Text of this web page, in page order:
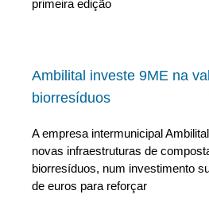
primeira edição
Ambilital investe 9ME na
biorresíduos
A empresa intermunicipal
novas infraestruturas de
biorresíduos, num investimento
de euros para reforçar